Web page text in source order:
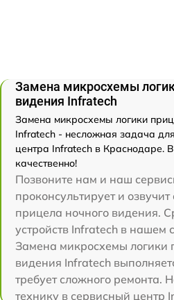
Замена микросхемы
видения Infratech
Замена микросхемы логики
Infratech - несложная задача
центра Infratech в Краснодаре.
качественно!
Позвоните нам и наш
проконсультирует и озвучит
прицела ночного видения.
устройств Infratech в нашем
Замена микросхемы логики
видения Infratech
требует сложного ремонта.
технику в сервисный центр